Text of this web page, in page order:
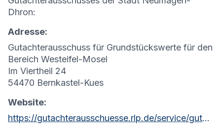
Dhron:
Adresse:
Gutachterausschuss für Grundstückswerte für den
Bereich Westeifel-Mosel
Im Viertheil 24
54470 Bernkastel-Kues
Website:
https://gutachterausschuesse.rlp.de/service/gutachterausschuesse-fuer-grundstueckswerte